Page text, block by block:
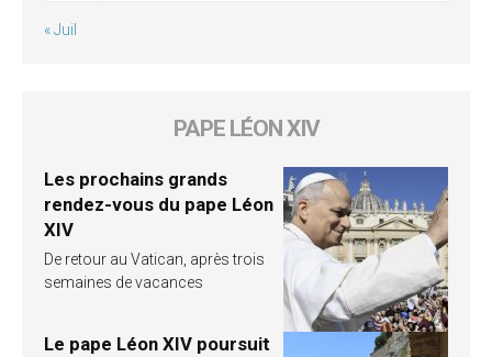
« Juil
PAPE LÉON XIV
Les prochains grands
rendez-vous du pape Léon
XIV
De retour au Vatican, après trois
semaines de vacances
Le pape Léon XIV poursuit